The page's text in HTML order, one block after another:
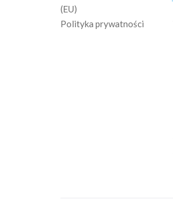
(EU)
Polityka prywatności